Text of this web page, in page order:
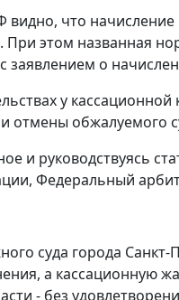
видно, что
При этом названная
заявлением о
у
отмены обжалуемого
и руководствуясь
Федеральный
суда города Санкт-
а кассационную
- без